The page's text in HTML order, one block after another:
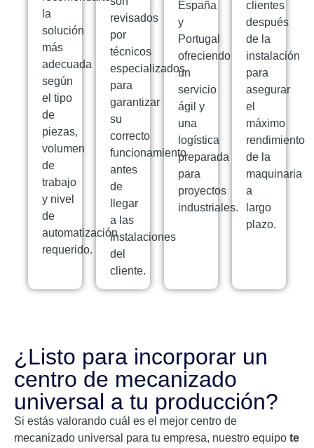
la
solución
más
adecuada
según
el tipo
de
piezas,
volumen
de
trabajo
y nivel
de
automatización
requerido.
revisados
por
técnicos
especializados
para
garantizar
su
correcto
funcionamiento
antes
de
llegar
a las
instalaciones
del
cliente.
España
y
Portugal
ofreciendo
un
servicio
ágil y
una
logística
preparada
para
proyectos
industriales.
clientes
después
de la
instalación
para
asegurar
el
máximo
rendimiento
de la
maquinaria
a
largo
plazo.
¿Listo para incorporar un
centro de mecanizado
universal a tu producción?
Si estás valorando cuál es el mejor centro de
mecanizado universal para tu empresa, nuestro equipo te